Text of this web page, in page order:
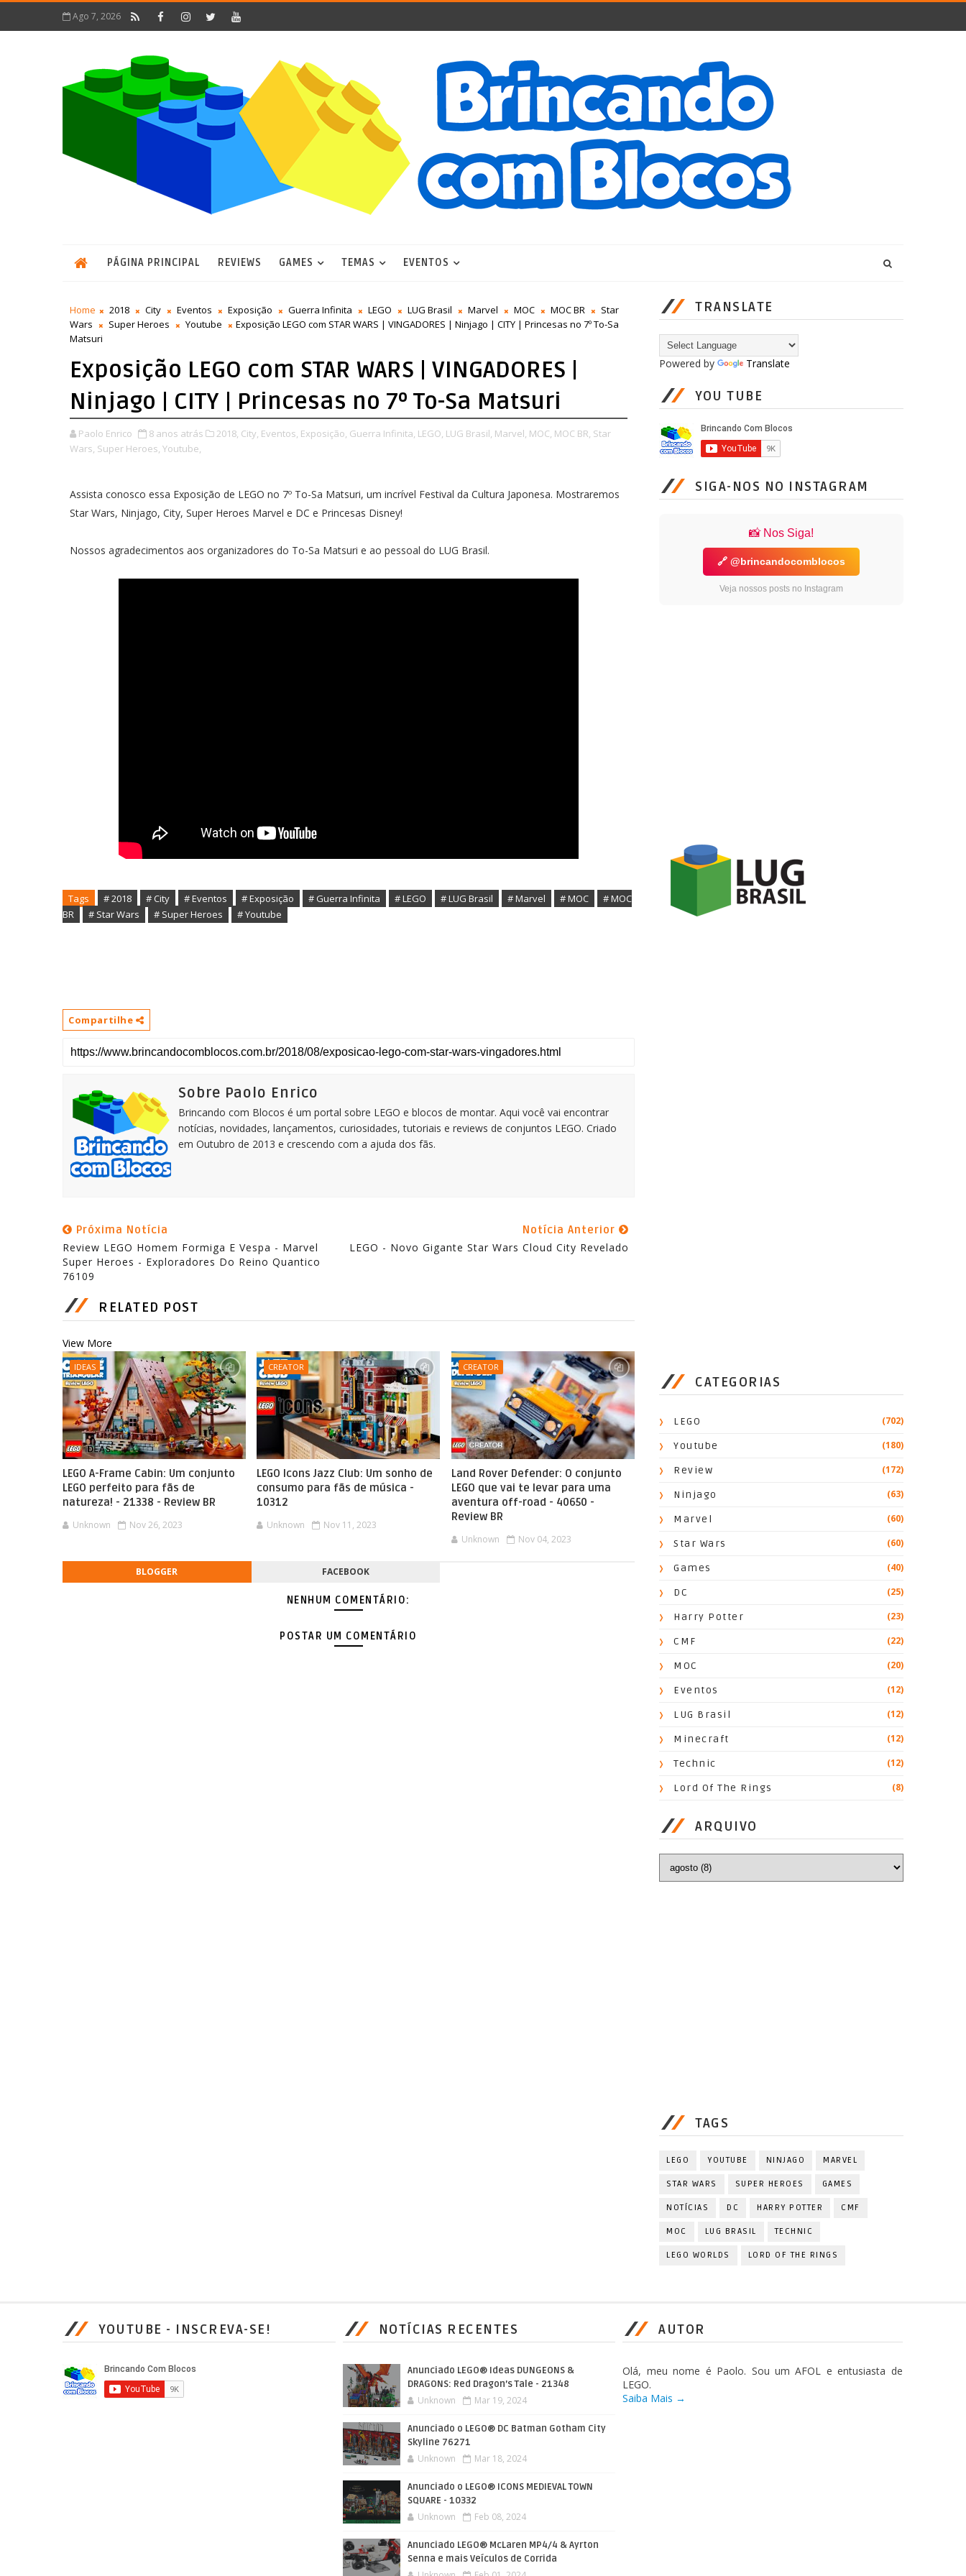
Ago 7, 2026
PÁGINA PRINCIPAL REVIEWS GAMES TEMAS EVENTOS
Home 2018 City Eventos Exposição Guerra Infinita LEGO LUG Brasil Marvel MOC MOC BR
Star
Wars
Super Heroes Youtube
Exposição LEGO com STAR WARS | VINGADORES | Ninjago | CITY | Princesas no 7º To-Sa
Matsuri
Exposição LEGO com STAR WARS | VINGADORES |
Ninjago | CITY | Princesas no 7º To-Sa Matsuri
Paolo Enrico 8 anos atrás 2018, City, Eventos, Exposição, Guerra Infinita, LEGO, LUG Brasil, Marvel, MOC, MOC BR, Star
Wars, Super Heroes, Youtube,
Assista conosco essa Exposição de LEGO no 7º To-Sa Matsuri, um incrível Festival da Cultura Japonesa. Mostraremos
Star Wars, Ninjago, City, Super Heroes Marvel e DC e Princesas Disney!
Nossos agradecimentos aos organizadores do To-Sa Matsuri e ao pessoal do LUG Brasil.
Tags # 2018 # City # Eventos # Exposição # Guerra Infinita # LEGO # LUG Brasil # Marvel # MOC
# MOC
BR
# Star Wars # Super Heroes # Youtube
Compartilhe
Sobre Paolo Enrico
Brincando com Blocos é um portal sobre LEGO e blocos de montar. Aqui você vai encontrar
notícias, novidades, lançamentos, curiosidades, tutoriais e reviews de conjuntos LEGO. Criado
em Outubro de 2013 e crescendo com a ajuda dos fãs.
Próxima Notícia
Review LEGO Homem Formiga E Vespa - Marvel
Super Heroes - Exploradores Do Reino Quantico
76109
Notícia Anterior
LEGO - Novo Gigante Star Wars Cloud City Revelado
RELATED POST
View More
IDEAS
LEGO A-Frame Cabin: Um conjunto
LEGO perfeito para fãs de
natureza! - 21338 - Review BR
Unknown Nov 26, 2023
CREATOR
LEGO Icons Jazz Club: Um sonho de
consumo para fãs de música -
10312
Unknown Nov 11, 2023
CREATOR
Land Rover Defender: O conjunto
LEGO que vai te levar para uma
aventura off-road - 40650 -
Review BR
Unknown Nov 04, 2023
BLOGGER FACEBOOK
NENHUM COMENTÁRIO:
POSTAR UM COMENTÁRIO
TRANSLATE
Powered by Translate
YOU TUBE
SIGA-NOS NO INSTAGRAM
📸 Nos Siga!
🔗 @brincandocomblocos
Veja nossos posts no Instagram
CATEGORIAS
LEGO (702)
Youtube (180)
Review (172)
Ninjago (63)
Marvel (60)
Star Wars (60)
Games (40)
DC (25)
Harry Potter (23)
CMF (22)
MOC (20)
Eventos (12)
LUG Brasil (12)
Minecraft (12)
Technic (12)
Lord Of The Rings (8)
ARQUIVO
TAGS
LEGO YOUTUBE NINJAGO MARVEL
STAR WARS SUPER HEROES GAMES
NOTÍCIAS DC HARRY POTTER CMF
MOC LUG BRASIL TECHNIC
LEGO WORLDS LORD OF THE RINGS
YOUTUBE - INSCREVA-SE! NOTÍCIAS RECENTES
Anunciado LEGO® Ideas DUNGEONS &
DRAGONS: Red Dragon’s Tale - 21348
Unknown Mar 19, 2024
Anunciado o LEGO® DC Batman Gotham City
Skyline 76271
Unknown Mar 18, 2024
Anunciado o LEGO® ICONS MEDIEVAL TOWN
SQUARE - 10332
Unknown Feb 08, 2024
Anunciado LEGO® McLaren MP4/4 & Ayrton
Senna e mais Veículos de Corrida
AUTOR
Olá, meu nome é Paolo. Sou um AFOL e entusiasta de
LEGO.
Saiba Mais →